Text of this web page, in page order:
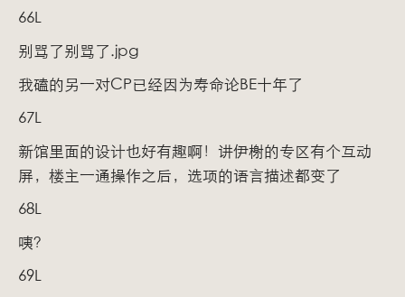
66L
别骂了别骂了.jpg
我磕的另一对CP已经因为寿命论BE十年了
67L
新馆里面的设计也好有趣啊！讲伊榭的专区有个互动
屏，楼主一通操作之后，选项的语言描述都变了
68L
咦？
69L